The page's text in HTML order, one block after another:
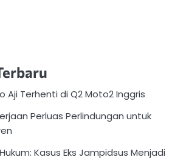
Aji Terhenti di Q2 Moto2 Inggris
Perluas Perlindungan untuk
Kasus Eks Jampidsus Menjadi